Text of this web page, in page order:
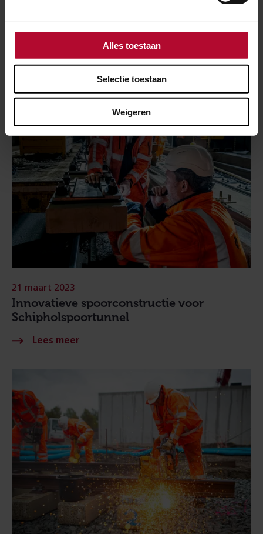
Alles toestaan
Selectie toestaan
Weigeren
Meer nieuws
Innovatieve spoorconstructie voor
Schipholspoortunnel
21 maart 2023